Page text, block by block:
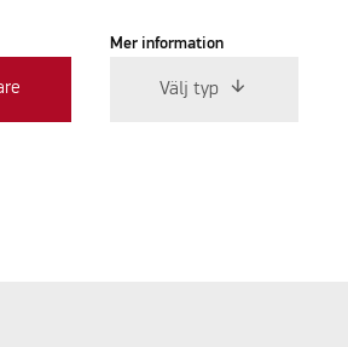
Mer information
Välj typ